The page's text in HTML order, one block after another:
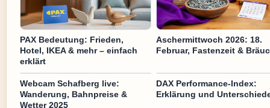
PAX Bedeutung: Frieden,
Hotel, IKEA & mehr – einfach
erklärt
Aschermittwoch 2026: 18.
Februar, Fastenzeit &
Webcam Schafberg live:
Wanderung, Bahnpreise &
Wetter 2025
DAX Performance-Index:
Erklärung und